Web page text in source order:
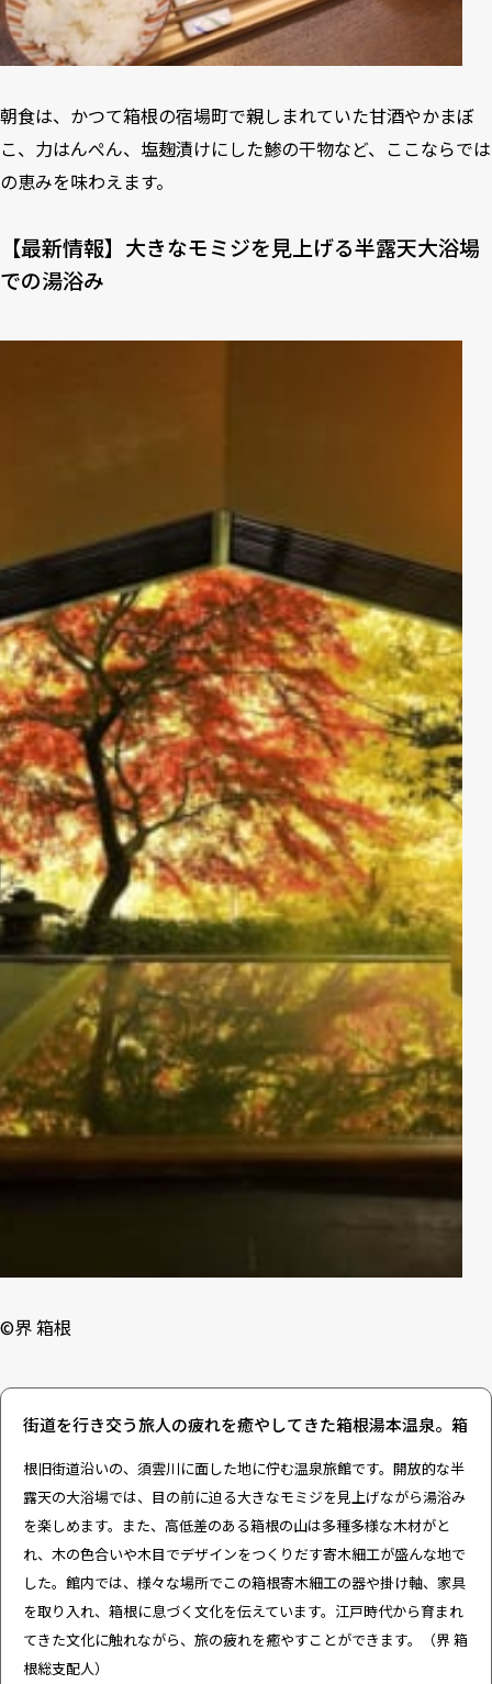
朝食は、かつて箱根の宿場町で親しまれていた甘酒やかまぼ
こ、力はんぺん、塩麹漬けにした鯵の干物など、ここならでは
の恵みを味わえます。
【最新情報】大きなモミジを見上げる半露天大浴場
での湯浴み
©界 箱根
街道を行き交う旅人の疲れを癒やしてきた箱根湯本温泉。箱
根旧街道沿いの、須雲川に面した地に佇む温泉旅館です。開放的な半
露天の大浴場では、目の前に迫る大きなモミジを見上げながら湯浴み
を楽しめます。また、高低差のある箱根の山は多種多様な木材がと
れ、木の色合いや木目でデザインをつくりだす寄木細工が盛んな地で
した。館内では、様々な場所でこの箱根寄木細工の器や掛け軸、家具
を取り入れ、箱根に息づく文化を伝えています。江戸時代から育まれ
てきた文化に触れながら、旅の疲れを癒やすことができます。（界 箱
根総支配人）